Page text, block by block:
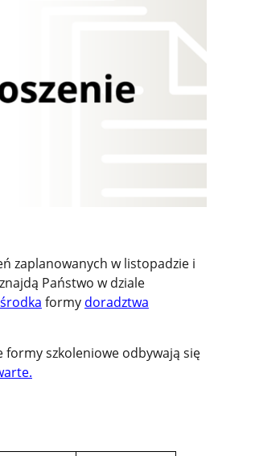
zaplanowanych w listopadzie i
Państwo w dziale
formy doradztwa
formy szkoleniowe odbywają się